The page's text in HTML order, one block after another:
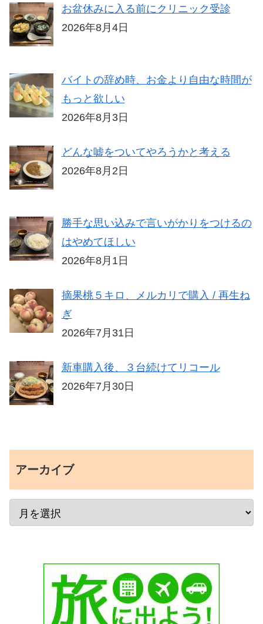
お盆休みに入る前にクリニック受診
2026年8月4日
バイトの辞め時、お金より自由な時間が
もっと欲しい
2026年8月3日
どんな嘘をついてやろうかと考える
2026年8月2日
勝手な思い込みで言いがかりをつけるの
はやめてほしい
2026年8月1日
摘果桃５キロ、メルカリで購入 / 再生ね
ぎ
2026年7月31日
新車購入後、３台続けてリコール
2026年7月30日
アーカイブ